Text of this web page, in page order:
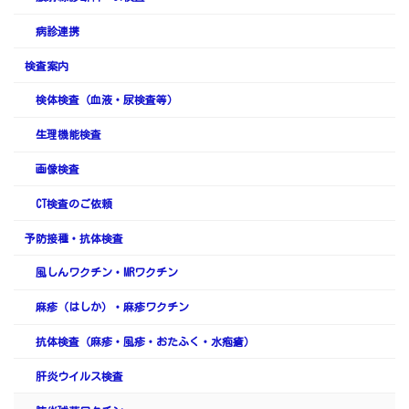
病診連携
検査案内
検体検査（血液・尿検査等）
生理機能検査
画像検査
CT検査のご依頼
予防接種・抗体検査
風しんワクチン・MRワクチン
麻疹（はしか）・麻疹ワクチン
抗体検査（麻疹・風疹・おたふく・水疱瘡）
肝炎ウイルス検査